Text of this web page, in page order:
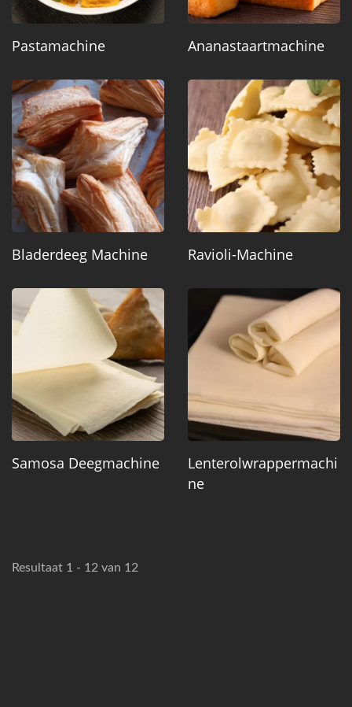
Pastamachine Ananastaartmachine
Bladerdeeg Machine Ravioli-Machine
Samosa Deegmachine
Lenterolwrappermachi
Ne
Resultaat 1 - 12 van 12